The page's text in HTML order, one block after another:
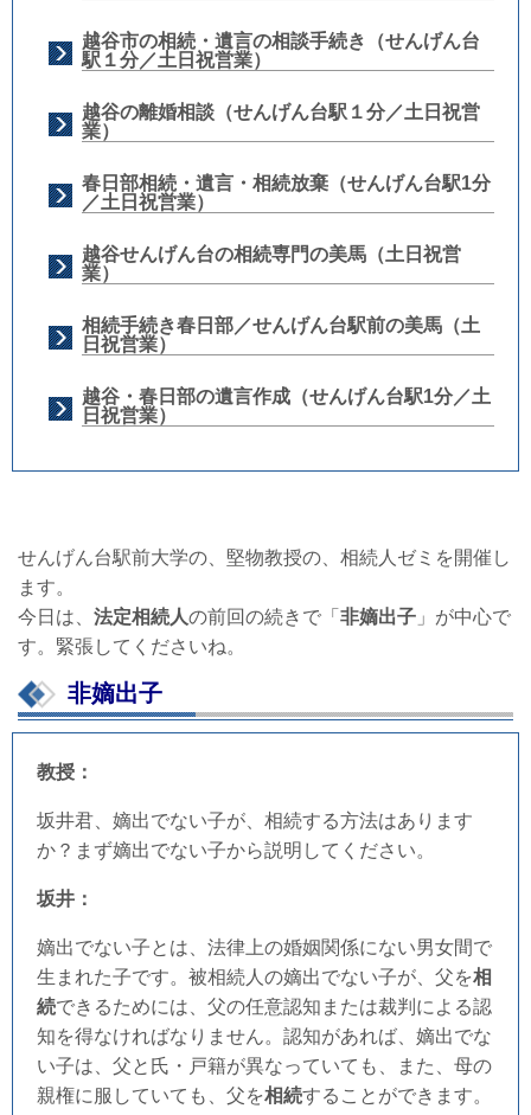
越谷市の相続・遺言の相談手続き（せんげん台
駅１分／土日祝営業）
越谷の離婚相談（せんげん台駅１分／土日祝営
業）
春日部相続・遺言・相続放棄（せんげん台駅1分
／土日祝営業）
越谷せんげん台の相続専門の美馬（土日祝営
業）
相続手続き春日部／せんげん台駅前の美馬（土
日祝営業）
越谷・春日部の遺言作成（せんげん台駅1分／土
日祝営業）
せんげん台駅前大学の、堅物教授の、相続人ゼミを開催し
ます。
今日は、 法定相続人の前回の続きで「 非嫡出子 」が中心で
す。緊張してくださいね。
非嫡出子
教授：
坂井君、嫡出でない子が、相続する方法はあります
か？まず嫡出でない子から説明してください。
坂井：
嫡出でない子とは、法律上の婚姻関係にない男女間で
生まれた子です。被相続人の嫡出でない子が、父を相
続できるためには、父の任意認知または裁判による認
知を得なければなりません。認知があれば、嫡出でな
い子は、父と氏・戸籍が異なっていても、また、母の
親権に服していても、父を相続することができます。